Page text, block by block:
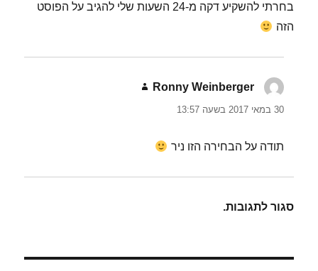
בחרתי להשקיע דקה מ-24 השעות שלי להגיב על הפוסט
הזה
Ronny Weinberger
30 במאי 2017 בשעה 13:57
תודה על הבחירה הזו ניר
סגור לתגובות.